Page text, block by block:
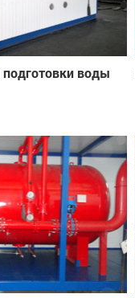
воды